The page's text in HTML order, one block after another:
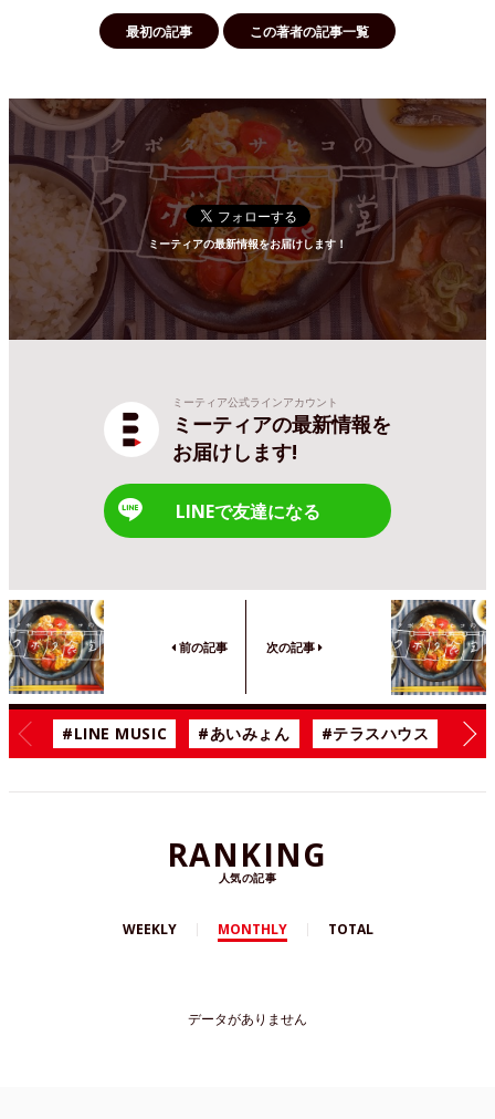
最初の記事 この著者の記事一覧
ミーティアの最新情報をお届けします！
ミーティア公式ラインアカウント
ミーティアの最新情報を
お届けします!
LINEで友達になる
前の記事 次の記事
#LINE MUSIC #あいみょん #テラスハウス #漫
RANKING
人気の記事
WEEKLY MONTHLY TOTAL
データがありません